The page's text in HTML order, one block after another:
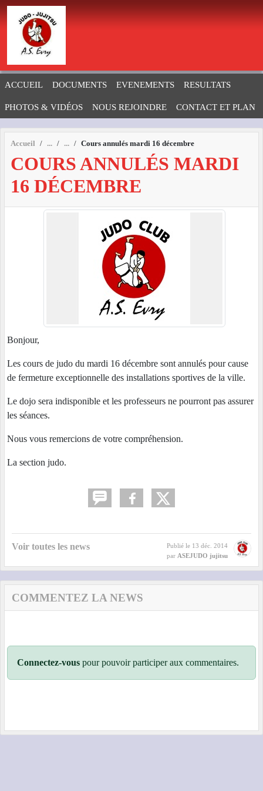
ACCUEIL DOCUMENTS EVENEMENTS RESULTATS
PHOTOS & VIDÉOS NOUS REJOINDRE CONTACT ET PLAN
Accueil Cours annulés mardi 16 décembre
COURS ANNULÉS MARDI
16 DÉCEMBRE
Bonjour,
Les cours de judo du mardi 16 décembre sont annulés pour cause
de fermeture exceptionnelle des installations sportives de la ville.
Le dojo sera indisponible et les professeurs ne pourront pas assurer
les séances.
Nous vous remercions de votre compréhension.
La section judo.
Voir toutes les news Publié le 13 déc. 2014
par ASEJUDO jujitsu
COMMENTEZ LA NEWS
Connectez-vous pour pouvoir participer aux commentaires.
Panneau de gestion des cookies